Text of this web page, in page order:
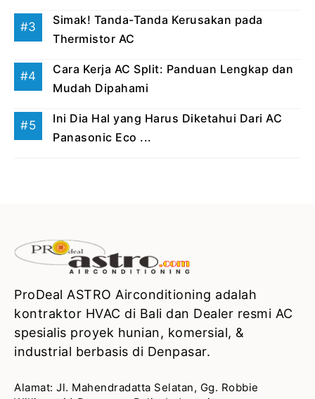
Simak! Tanda-Tanda Kerusakan pada
Thermistor AC
Cara Kerja AC Split: Panduan Lengkap dan
Mudah Dipahami
Ini Dia Hal yang Harus Diketahui Dari AC
Panasonic Eco ...
ProDeal ASTRO Airconditioning adalah
kontraktor HVAC di Bali dan Dealer resmi AC
spesialis proyek hunian, komersial, &
industrial berbasis di Denpasar.
Alamat: Jl. Mahendradatta Selatan, Gg. Robbie